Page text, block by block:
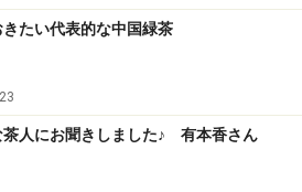
たい代表的な中国緑茶
茶人にお聞きしました♪ 有本香さん